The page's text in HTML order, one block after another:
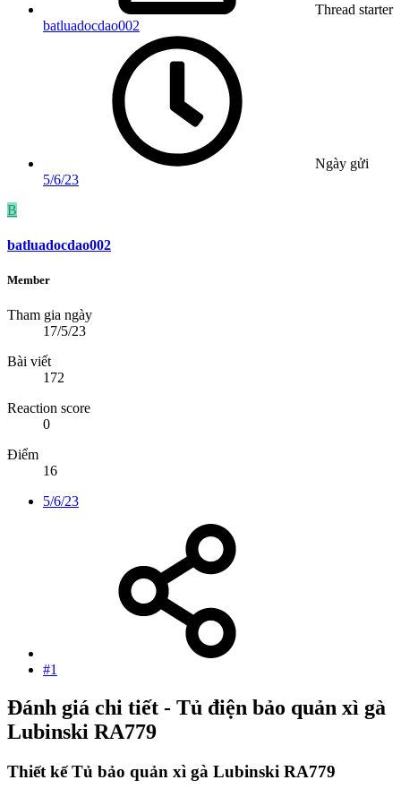
Thread starter
batluadocdao002
Ngày gửi
5/6/23
B
batluadocdao002
Member
Tham gia ngày
17/5/23
Bài viết
172
Reaction score
0
Điểm
16
5/6/23
#1
Đánh giá chi tiết - Tủ điện bảo quản xì gà
Lubinski RA779
Thiết kế Tủ bảo quản xì gà Lubinski RA779